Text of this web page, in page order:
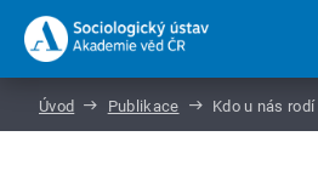
Úvod Publikace Kdo u nás